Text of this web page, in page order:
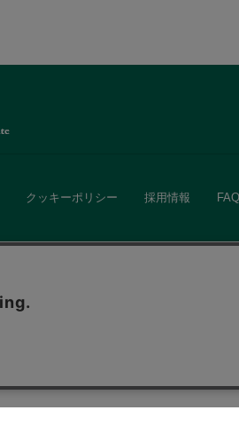
クッキーポリシー 採用情報 FAQ